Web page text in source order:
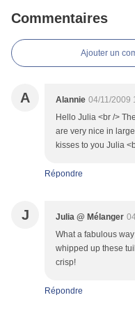
Commentaires
Ajouter un
A Alannie 04/11/2009
Hello Julia <br />
are very nice in
kisses to you Julia
Répondre
J Julia @ Mélanger
What a fabulous
whipped up these
crisp!
Répondre